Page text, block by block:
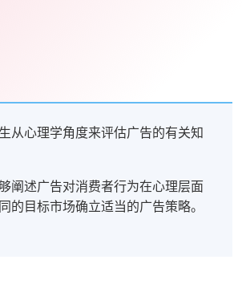
从心理学角度来评估广告的有关知
阐述广告对消费者行为在心理层面
的目标市场确立适当的广告策略。